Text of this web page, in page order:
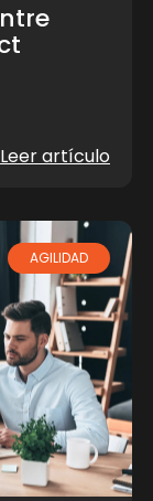
Leer artículo
AGILIDAD